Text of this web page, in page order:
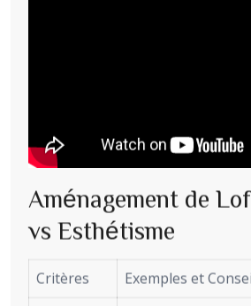
Aménagement de
vs Esthétisme
Critères Exemples et